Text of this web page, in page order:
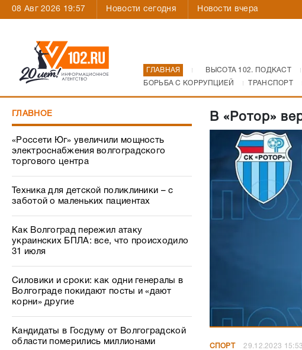
08 Авг 2026 19:57 Новости сегодня Новости вчера
ГЛАВНАЯ ВЫСОТА 102. ПОДКАСТ
БОРЬБА С КОРРУПЦИЕЙ
ТРАНСПОРТ
ГЛАВНОЕ
«Россети Юг» увеличили мощность
электроснабжения волгоградского
торгового центра
Техника для детской поликлиники – с
заботой о маленьких пациентах
Как Волгоград пережил атаку
украинских БПЛА: все, что происходило
31 июля
Силовики и сроки: как одни генералы в
Волгограде покидают посты и «дают
корни» другие
Кандидаты в Госдуму от Волгоградской
области померились миллионами
В «Ротор»
СПОРТ 29.12.2023 15:53